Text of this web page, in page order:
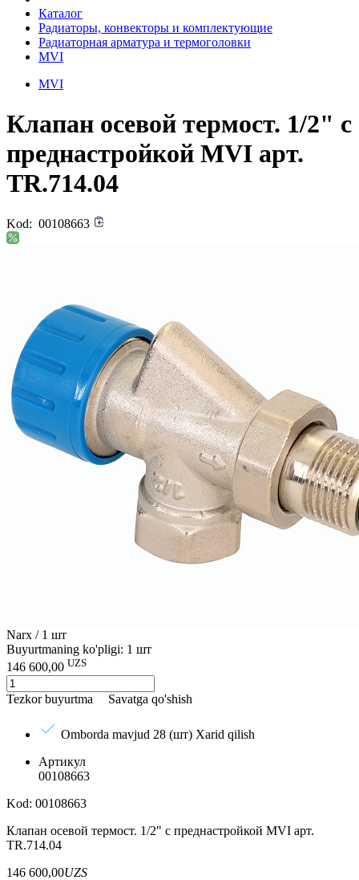
Каталог
Радиаторы, конвекторы и комплектующие
Радиаторная арматура и термоголовки
MVI
MVI
Клапан осевой термост. 1/2" с
преднастройкой MVI арт.
TR.714.04
Kod: 00108663
Narx / 1 шт
Buyurtmaning ko'pligi: 1 шт
146 600,00 UZS
Tezkor buyurtma Savatga qo'shish
Omborda mavjud 28 (шт) Xarid qilish
Артикул
00108663
Kod: 00108663
Клапан осевой термост. 1/2" с преднастройкой MVI арт.
TR.714.04
146 600,00UZS